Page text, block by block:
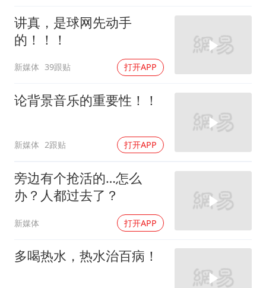
胡彦斌韩磊 谁帮谁
讲真，是球网先动手
的！！！
新媒体 39跟贴 打开APP
论背景音乐的重要性！！
新媒体 2跟贴 打开APP
旁边有个抢活的…怎么
办？人都过去了？
新媒体 打开APP
多喝热水，热水治百病！